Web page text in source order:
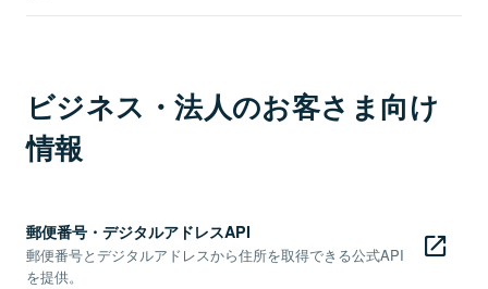
ビジネス・法人のお客さま向け
情報
郵便番号・デジタルアドレスAPI
郵便番号とデジタルアドレスから住所を取得できる公式API
を提供。